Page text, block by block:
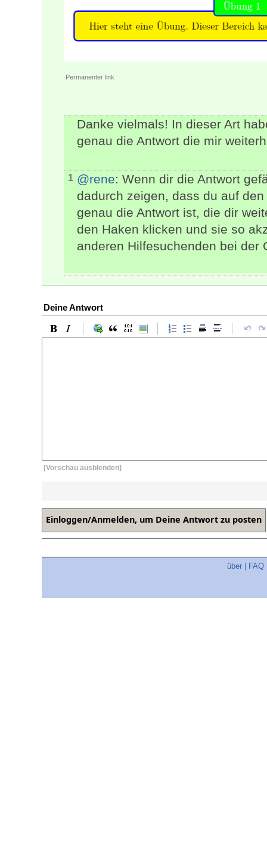
Permanenter link
Danke vielmals! In dieser Art
genau die Antwort die mir
1 @rene: Wenn dir die Antwort
dadurch zeigen, dass du auf
genau die Antwort ist, die dir
den Haken klicken und sie so
anderen Hilfesuchenden bei der
Deine Antwort
[Vorschau ausblenden]
über FAQ